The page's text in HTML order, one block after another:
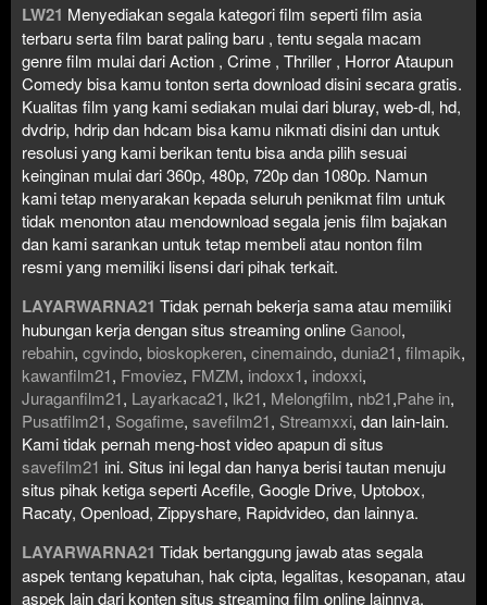
LW21 Menyediakan segala kategori film seperti film asia
terbaru serta film barat paling baru , tentu segala macam
genre film mulai dari Action , Crime , Thriller , Horror Ataupun
Comedy bisa kamu tonton serta download disini secara gratis.
Kualitas film yang kami sediakan mulai dari bluray, web-dl, hd,
dvdrip, hdrip dan hdcam bisa kamu nikmati disini dan untuk
resolusi yang kami berikan tentu bisa anda pilih sesuai
keinginan mulai dari 360p, 480p, 720p dan 1080p. Namun
kami tetap menyarakan kepada seluruh penikmat film untuk
tidak menonton atau mendownload segala jenis film bajakan
dan kami sarankan untuk tetap membeli atau nonton film
resmi yang memiliki lisensi dari pihak terkait.
LAYARWARNA21 Tidak pernah bekerja sama atau memiliki
hubungan kerja dengan situs streaming onlineGanool,
rebahin, cgvindo, bioskopkeren, cinemaindo, dunia21, filmapik,
kawanfilm21, Fmoviez, FMZM, indoxx1, indoxxi,
Juraganfilm21, Layarkaca21, lk21, Melongfilm, nb21,Pahe in,
Pusatfilm21, Sogafime, savefilm21, Streamxxi, dan lain-lain.
Kami tidak pernah meng-host video apapun di situs
savefilm21 ini. Situs ini legal dan hanya berisi tautan menuju
situs pihak ketiga seperti Acefile, Google Drive, Uptobox,
Racaty, Openload, Zippyshare, Rapidvideo, dan lainnya.
LAYARWARNA21 Tidak bertanggung jawab atas segala
aspek tentang kepatuhan, hak cipta, legalitas, kesopanan, atau
aspek lain dari konten situs streaming film online lainnya.